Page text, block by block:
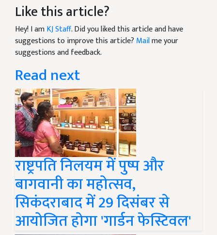
Like this article?
Hey! I amKJ Staff. Did you liked this article and have
suggestions to improve this article? Mailme your
suggestions and feedback.
Read next
राष्ट्रपति निलयम में पुष्प और
बागवानी का महोत्सव,
सिकंदराबाद में 29 दिसंबर से
आयोजित होगा 'गार्डन फेस्टिवल'